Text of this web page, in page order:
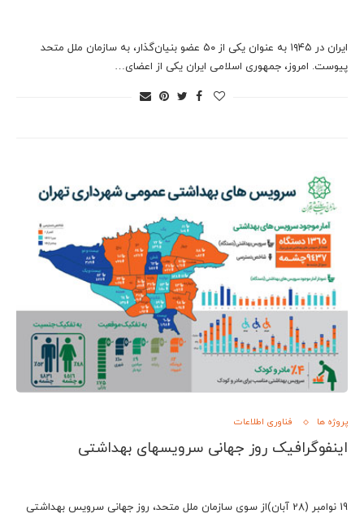
ایران در ۱۹۴۵ به عنوان یکی از ۵۰ عضو بنیان‌گذار، به سازمان ملل متحد
پیوست. امروز، جمهوری اسلامی ایران یکی از اعضای…
پروژه ها فناوری اطلاعات
اینفوگرافیک روز جهانی سرویسهای بهداشتی
19 نوامبر (28 آبان)از سوی سازمان ملل متحد، روز جهانی سرویس بهداشتی